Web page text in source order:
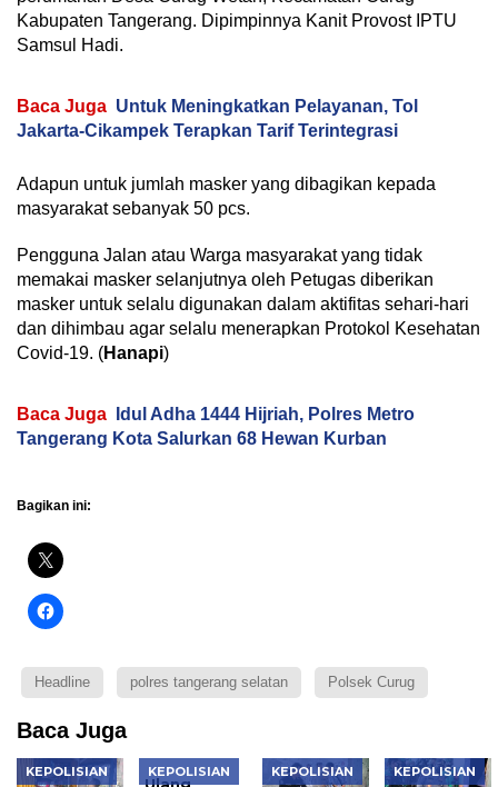
Kabupaten Tangerang. Dipimpinnya Kanit Provost IPTU
Samsul Hadi.
Baca Juga Untuk Meningkatkan Pelayanan, Tol
Jakarta-Cikampek Terapkan Tarif Terintegrasi
Adapun untuk jumlah masker yang dibagikan kepada
masyarakat sebanyak 50 pcs.
Pengguna Jalan atau Warga masyarakat yang tidak
memakai masker selanjutnya oleh Petugas diberikan
masker untuk selalu digunakan dalam aktifitas sehari-hari
dan dihimbau agar selalu menerapkan Protokol Kesehatan
Covid-19. (Hanapi)
Baca Juga
Idul Adha 1444 Hijriah, Polres Metro
Tangerang Kota Salurkan 68 Hewan Kurban
Bagikan ini:
Headline polres tangerang selatan Polsek Curug
Baca Juga
KEPOLISIAN KEPOLISIAN KEPOLISIAN KEPOLISIAN